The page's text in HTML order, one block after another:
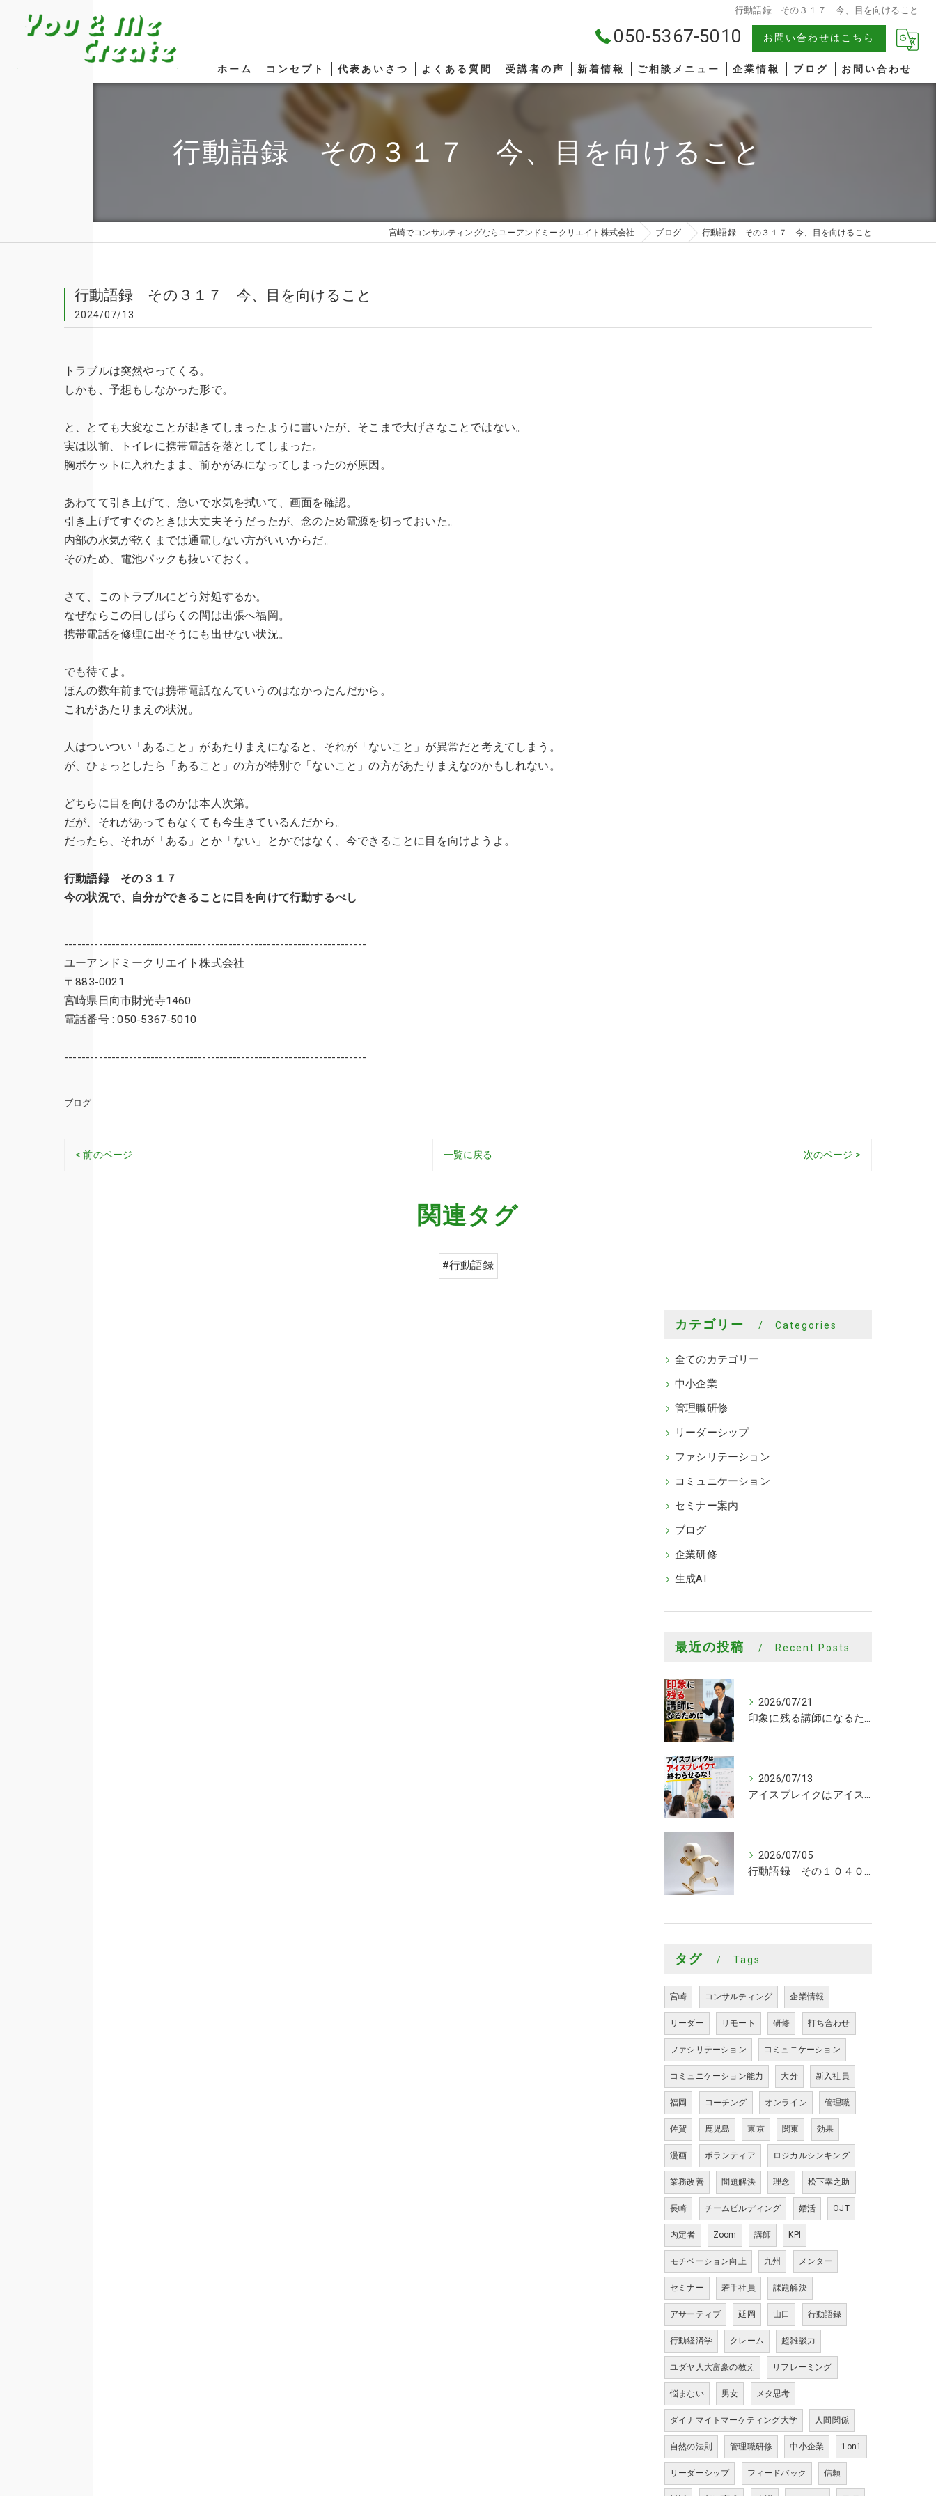
行動語録 その３１７ 今、目を向けること
050-5367-5010 お問い合わせはこちら
ホーム コンセプト 代表あいさつ よくある質問 受講者の声 新着情報 ご相談メニュー
AIコンサルティング
ファシリテーション
企業情報
著書一覧
ブログ お問い合わせ
行動語録 その３１７ 今、目を向けること
宮崎でコンサルティングならユーアンドミークリエイト株式会社 ブログ 行動語録 その３１７ 今、目を向けること
行動語録 その３１７ 今、目を向けること
2024/07/13
トラブルは突然やってくる。
しかも、予想もしなかった形で。
と、とても大変なことが起きてしまったように書いたが、そこまで大げさなことではない。
実は以前、トイレに携帯電話を落としてしまった。
胸ポケットに入れたまま、前かがみになってしまったのが原因。
あわてて引き上げて、急いで水気を拭いて、画面を確認。
引き上げてすぐのときは大丈夫そうだったが、念のため電源を切っておいた。
内部の水気が乾くまでは通電しない方がいいからだ。
そのため、電池パックも抜いておく。
さて、このトラブルにどう対処するか。
なぜならこの日しばらくの間は出張へ福岡。
携帯電話を修理に出そうにも出せない状況。
でも待てよ。
ほんの数年前までは携帯電話なんていうのはなかったんだから。
これがあたりまえの状況。
人はついつい「あること」があたりまえになると、それが「ないこと」が異常だと考えてしまう。
が、ひょっとしたら「あること」の方が特別で「ないこと」の方があたりまえなのかもしれない。
どちらに目を向けるのかは本人次第。
だが、それがあってもなくても今生きているんだから。
だったら、それが「ある」とか「ない」とかではなく、今できることに目を向けようよ。
行動語録 その３１７
今の状況で、自分ができることに目を向けて行動するべし
----------------------------------------------------------------------
ユーアンドミークリエイト株式会社
〒883-0021
宮崎県日向市財光寺1460
電話番号 : 050-5367-5010
----------------------------------------------------------------------
ブログ
< 前のページ 一覧に戻る 次のページ >
関連タグ
#行動語録
カテゴリー Categories
全てのカテゴリー
中小企業
管理職研修
リーダーシップ
ファシリテーション
コミュニケーション
セミナー案内
ブログ
企業研修
生成AI
最近の投稿 Recent Posts
2026/07/21
印象に残る講師になるために
2026/07/13
アイスブレイクはアイスブレイクで終わらせるな！
2026/07/05
行動語録 その１０４０ 行動あるのみ！
タグ Tags
宮崎 コンサルティング 企業情報
リーダー リモート 研修 打ち合わせ
ファシリテーション コミュニケーション
コミュニケーション能力 大分 新入社員
福岡 コーチング オンライン 管理職
佐賀 鹿児島 東京 関東 効果
漫画 ボランティア ロジカルシンキング
業務改善 問題解決 理念 松下幸之助
長崎 チームビルディング 婚活 OJT
内定者 Zoom 講師 KPI
モチベーション向上 九州 メンター
セミナー 若手社員 課題解決
アサーティブ 延岡 山口 行動語録
行動経済学 クレーム 超雑談力
ユダヤ人大富豪の教え リフレーミング
悩まない 男女 メタ思考
ダイナマイトマーケティング大学 人間関係
自然の法則 管理職研修 中小企業 1on1
リーダーシップ フィードバック 信頼